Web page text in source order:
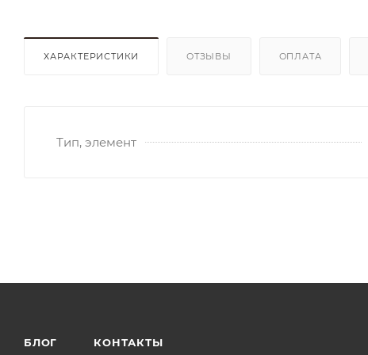
ХАРАКТЕРИСТИКИ ОТЗЫВЫ ОПЛАТА
Тип, элемент
БЛОГ КОНТАКТЫ